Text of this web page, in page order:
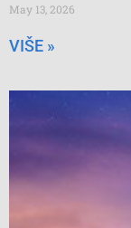
May 13, 2026
VIŠE »